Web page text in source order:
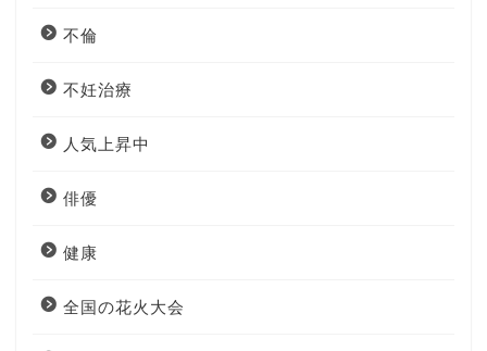
不倫
不妊治療
人気上昇中
俳優
健康
全国の花火大会